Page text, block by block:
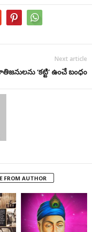
Next article
‘కట్టి’ ఉంచే బంధం
FROM AUTHOR